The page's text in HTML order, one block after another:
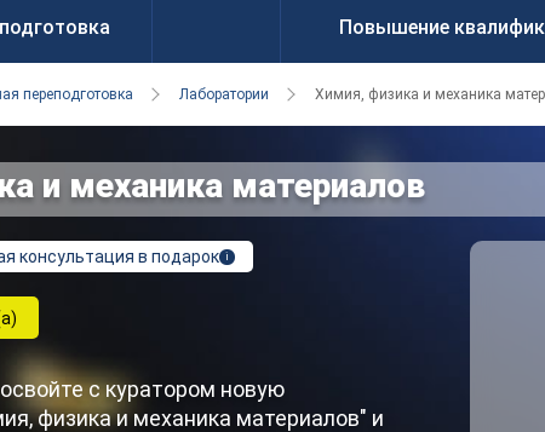
Повышение
переподготовка Лаборатории Химия, физика и механика
и механика материалов
консультация в подарок i
с куратором новую
физика и механика материалов" и